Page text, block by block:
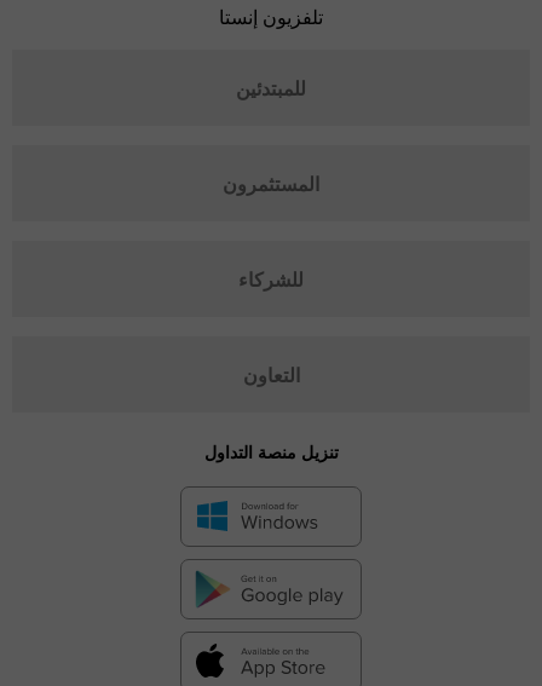
تلفزيون إنستا
للمبتدئين
المستثمرون
للشركاء
التعاون
تنزيل منصة التداول